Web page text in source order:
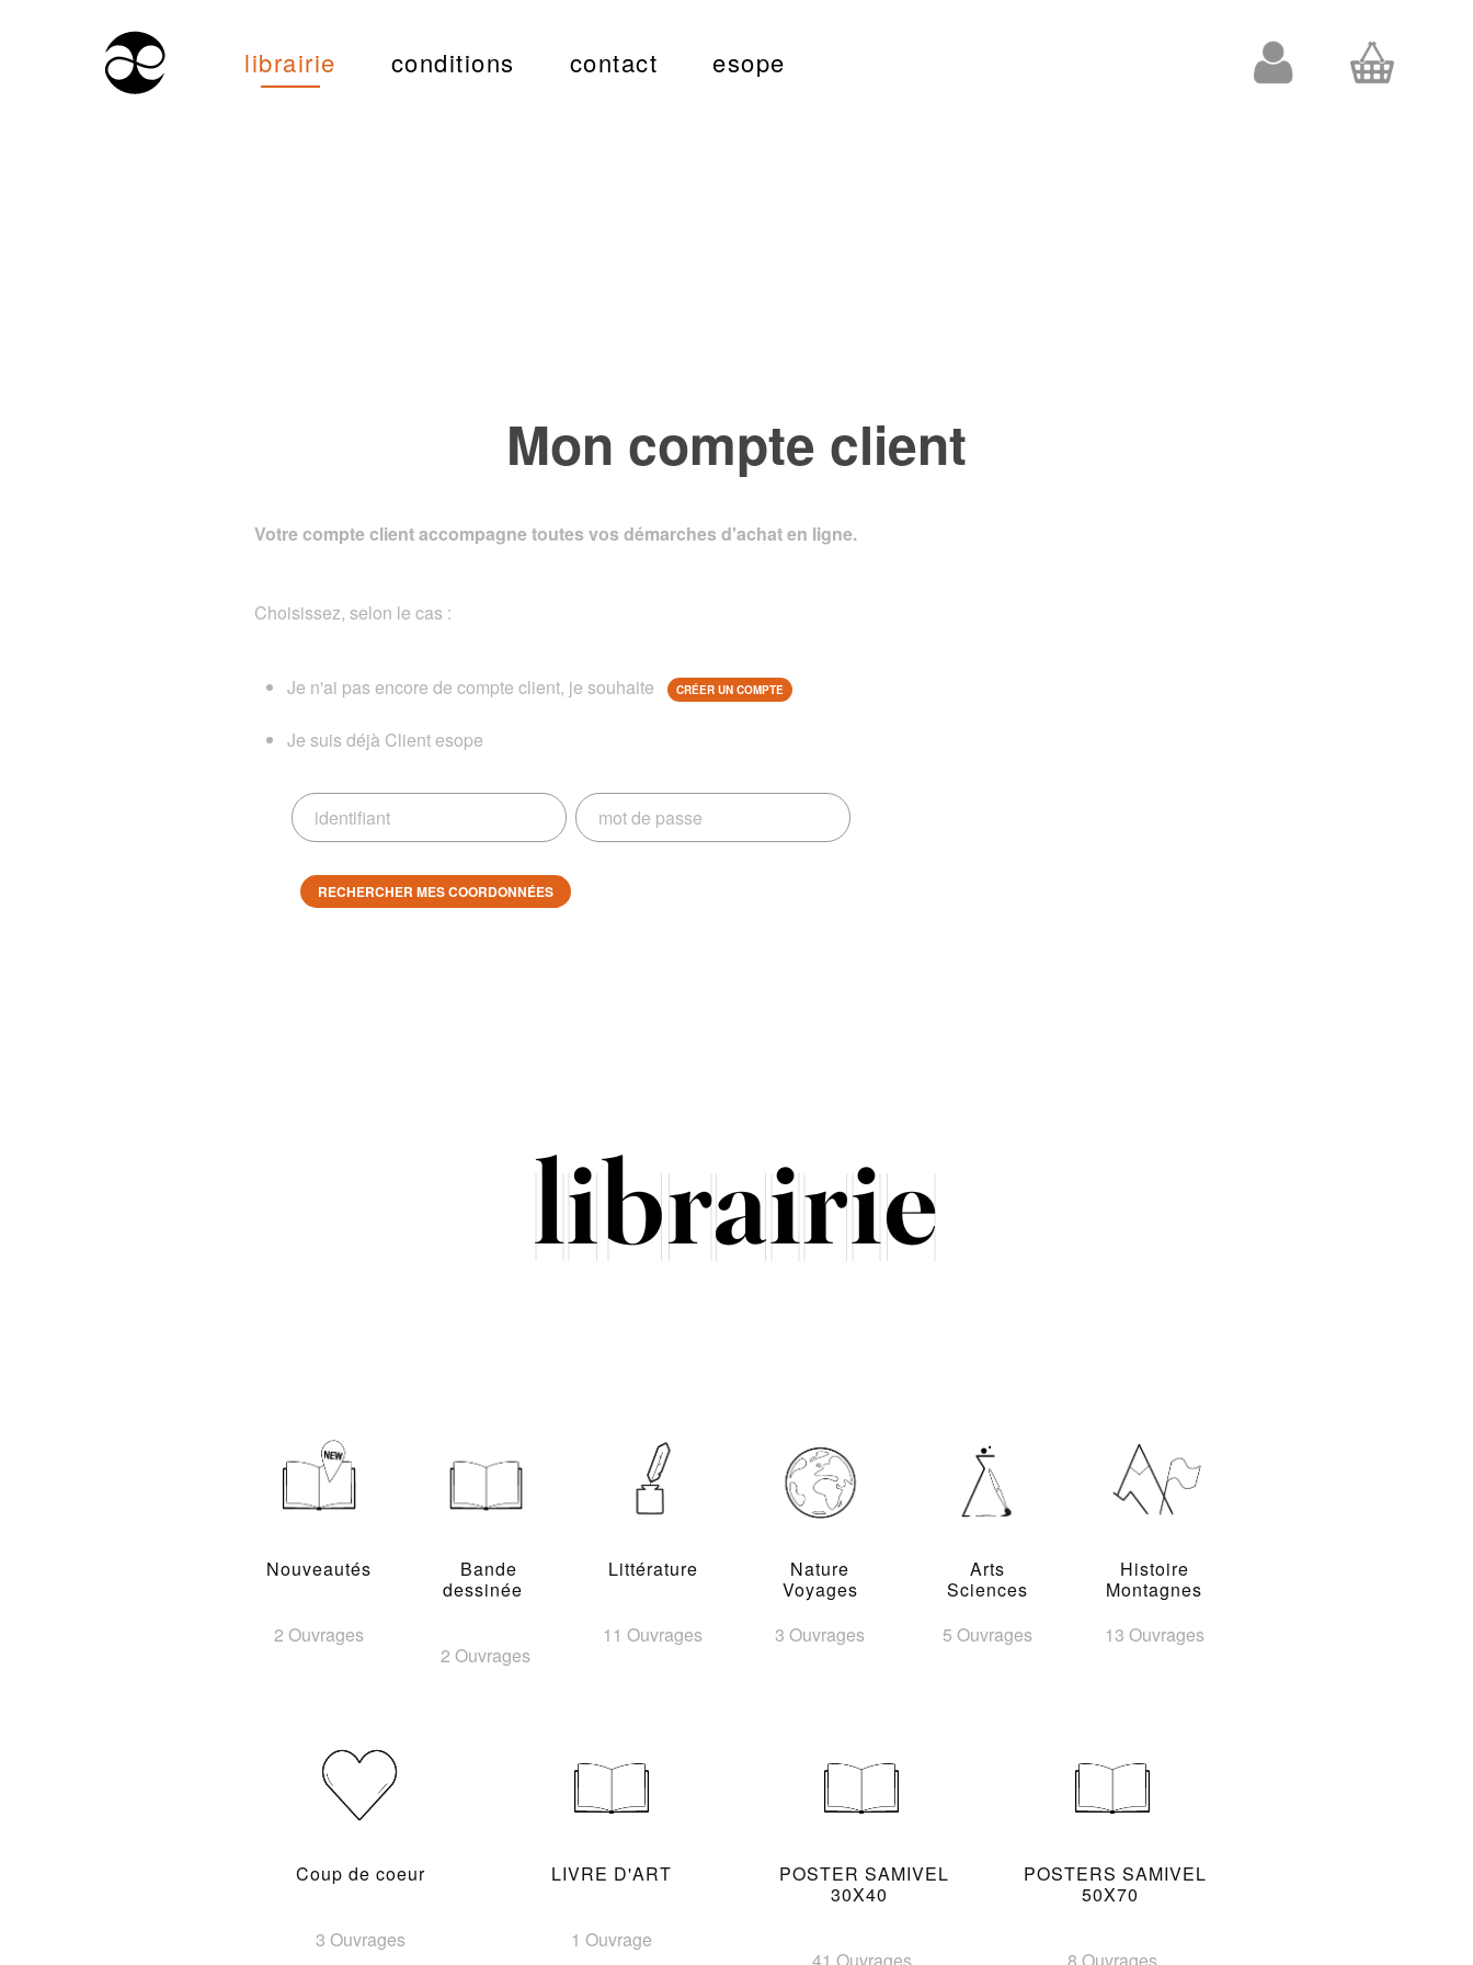
librairie conditions contact esope
Mon compte client
Votre compte client accompagne toutes vos démarches d'achat en ligne.
Choisissez, selon le cas :
Je n'ai pas encore de compte client, je souhaite CRÉER UN COMPTE
Je suis déjà Client esope
RECHERCHER MES COORDONNÉES
Nouveautés
2 Ouvrages
Bande
dessinée
2 Ouvrages
Littérature
11 Ouvrages
Nature
Voyages
3 Ouvrages
Arts
Sciences
5 Ouvrages
Histoire
Montagnes
13 Ouvrages
Coup de coeur
3 Ouvrages
LIVRE D'ART
1 Ouvrage
POSTER SAMIVEL
30X40
41 Ouvrages
POSTERS SAMIVEL
50X70
8 Ouvrages